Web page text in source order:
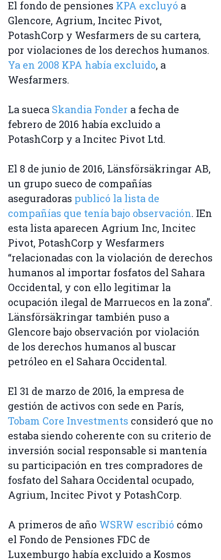
El fondo de pensiones KPA excluyó a
Glencore, Agrium, Incitec Pivot,
PotashCorp y Wesfarmers de su cartera,
por violaciones de los derechos humanos.
Ya en 2008 KPA había excluido, a
Wesfarmers.
La sueca Skandia Fonder a fecha de
febrero de 2016 había excluido a
PotashCorp y a Incitec Pivot Ltd.
El 8 de junio de 2016, Länsförsäkringar AB,
un grupo sueco de compañías
aseguradoras publicó la lista de
compañías que tenía bajo observación. IEn
esta lista aparecen Agrium Inc, Incitec
Pivot, PotashCorp y Wesfarmers
“relacionadas con la violación de derechos
humanos al importar fosfatos del Sahara
Occidental, y con ello legitimar la
ocupación ilegal de Marruecos en la zona”.
Länsförsäkringar también puso a
Glencore bajo observación por violación
de los derechos humanos al buscar
petróleo en el Sahara Occidental.
El 31 de marzo de 2016, la empresa de
gestión de activos con sede en París,
Tobam Core Investments consideró que no
estaba siendo coherente con su criterio de
inversión social responsable si mantenía
su participación en tres compradores de
fosfato del Sahara Occidental ocupado,
Agrium, Incitec Pivot y PotashCorp.
A primeros de año WSRW escribió cómo
el Fondo de Pensiones FDC de
Luxemburgo había excluido a Kosmos